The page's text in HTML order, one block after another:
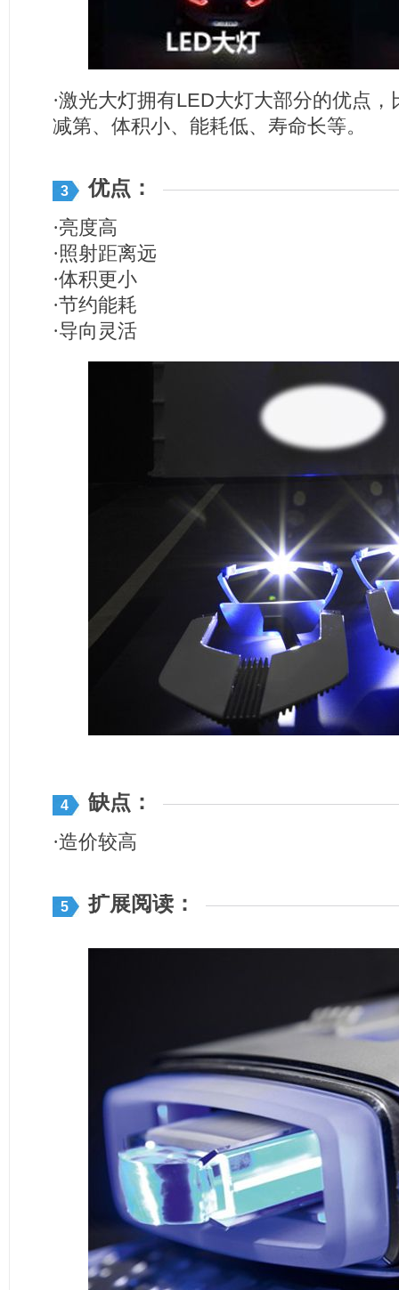
·激光大灯拥有LED大灯大部分的优点
减第、体积小、能耗低、寿命长等。
3 优点：
·亮度高
·照射距离远
·体积更小
·节约能耗
·导向灵活
4 缺点：
·造价较高
5 扩展阅读：